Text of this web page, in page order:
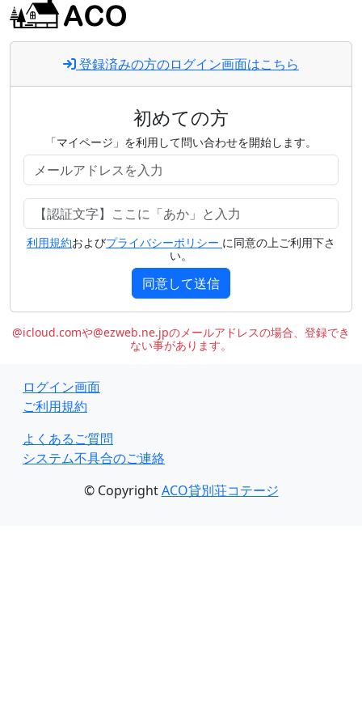
登録済みの方のログイン画面はこちら
初めての方
「マイページ」を利用して問い合わせを開始します。
利用規約およびプライバシーポリシー に同意の上ご利用下さ
い。
同意して送信
@icloud.comや@ezweb.ne.jpのメールアドレスの場合、登録でき
ない事があります。
ログイン画面
ご利用規約
よくあるご質問
システム不具合のご連絡
© CopyrightACO貸別荘コテージ